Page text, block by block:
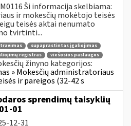
Ši informacija skelbiama:
ir mokesčių mokėtojo teisės
teisės aktai nenumato
tvirtinti...
supaprastintas įgaliojimas
registras
viešosios paslaugos
žinyno kategorijos:
» Mokesčių administratoriaus
ir pareigos (32-42 s
sprendimų taisyklių
01
12-31